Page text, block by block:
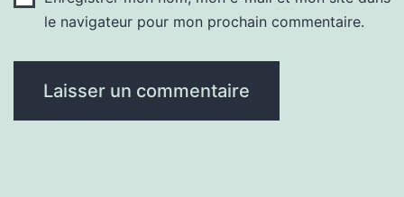
le navigateur pour mon prochain commentaire.